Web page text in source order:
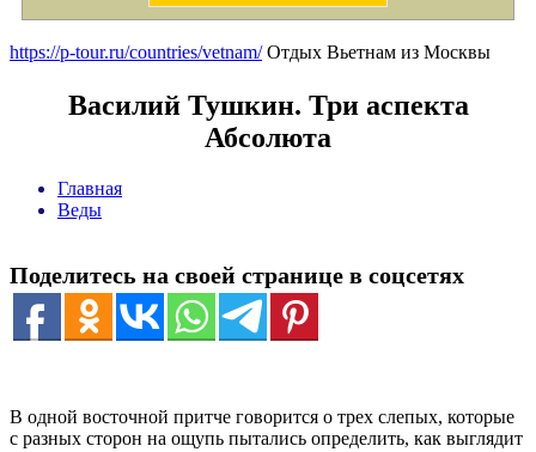
https://p-tour.ru/countries/vetnam/Отдых Вьетнам из Москвы
Василий Тушкин. Три аспекта
Абсолюта
Главная
Веды
Поделитесь на своей странице в соцсетях
В одной восточной притче говорится о трех слепых, которые
с разных сторон на ощупь пытались определить, как выглядит